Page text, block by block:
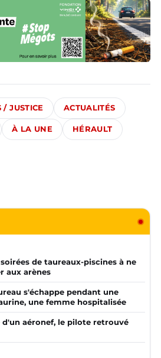
/ JUSTICE ACTUALITÉS
À LA UNE HÉRAULT
de taureaux-piscines à ne
aux arènes
s'échappe pendant une
une femme hospitalisée
d'un aéronef, le pilote retrouvé